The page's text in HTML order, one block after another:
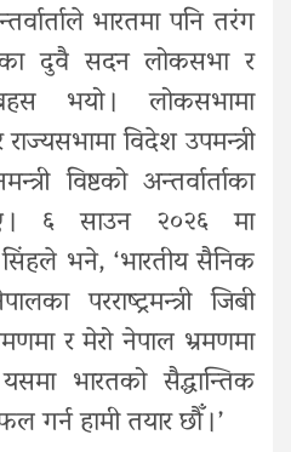
भारतमा पनि तरंग
दुवै सदन लोकसभा र
भयो । लोकसभामा
विदेश उपमन्त्री
विष्टको अन्तर्वार्ताका
। ६ साउन २०२६ मा
भने, ‘भारतीय सैनिक
परराष्ट्रमन्त्री जिबी
र मेरो नेपाल भ्रमणमा
भारतको सैद्धान्तिक
हामी तयार छौँ ।’